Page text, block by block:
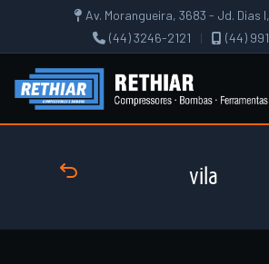
Av. Morangueira, 3683 - Jd. Dias
(44) 3246-2121
| (44)
vila